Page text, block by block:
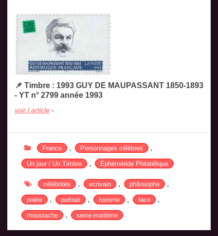
📌 Timbre : 1993 GUY DE MAUPASSANT 1850-1893
- YT n° 2799 année 1993
voir l article
France , Personnages célèbres ,
Un jour / Un Timbre , Éphéméride Philatélique
célébrités , ecrivain , philosophe ,
poète , portrait , homme , face ,
moustache , seine-maritime